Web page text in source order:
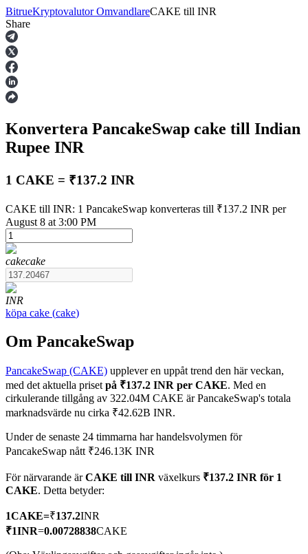
Terminer
USDT Futures
Futures med USDT som säkerhet
COIN-M Futures
Futures för kryptovaluta
TradFi
BitrueKryptovalutor OmvandlareCAKE till INR
Share
Konvertera PancakeSwap cake till Indian
Rupee INR
1 CAKE = ₹137.2 INR
CAKE till INR: 1 PancakeSwap konverteras till ₹137.2 INR per
August 8 at 3:00 PM
cakecake
INR
köpa cake (cake)
Om PancakeSwap
PancakeSwap (CAKE) upplever en uppåt trend den här veckan,
med det aktuella priset på ₹137.2 INR per CAKE. Med en
cirkulerande tillgång av 322.04M CAKE är PancakeSwap's totala
marknadsvärde nu cirka ₹42.62B INR.
Under de senaste 24 timmarna har handelsvolymen för
PancakeSwap nått ₹246.13K INR
För närvarande ärCAKE till INR växelkurs ₹137.2 INR för 1
CAKE. Detta betyder:
1CAKE=₹137.2INR
₹1INR=0.00728838CAKE